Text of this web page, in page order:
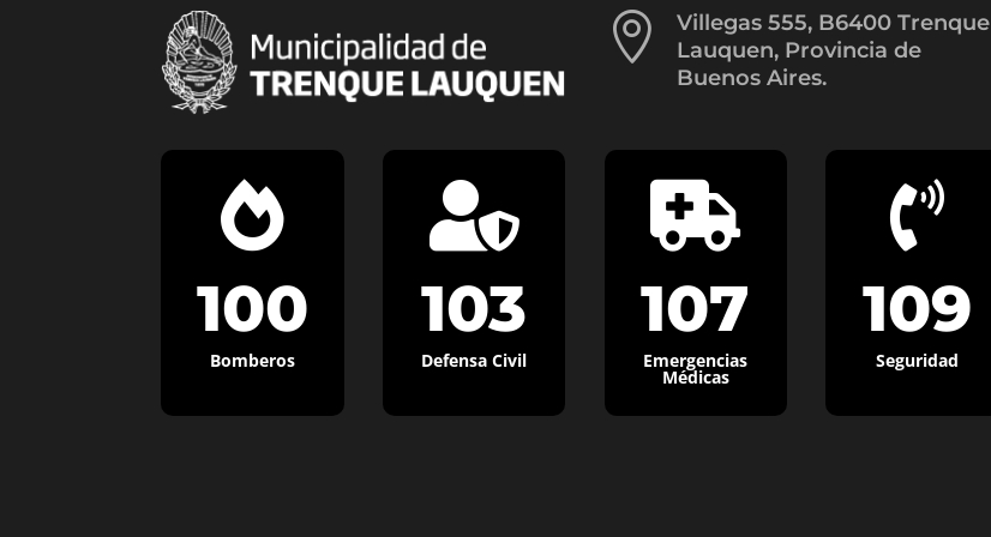

Villegas 555, B6400 Trenque
Lauquen, Provincia de
Buenos Aires.

100
Bomberos

103
Defensa Civil

107
Emergencias
Médicas

109
Seguridad